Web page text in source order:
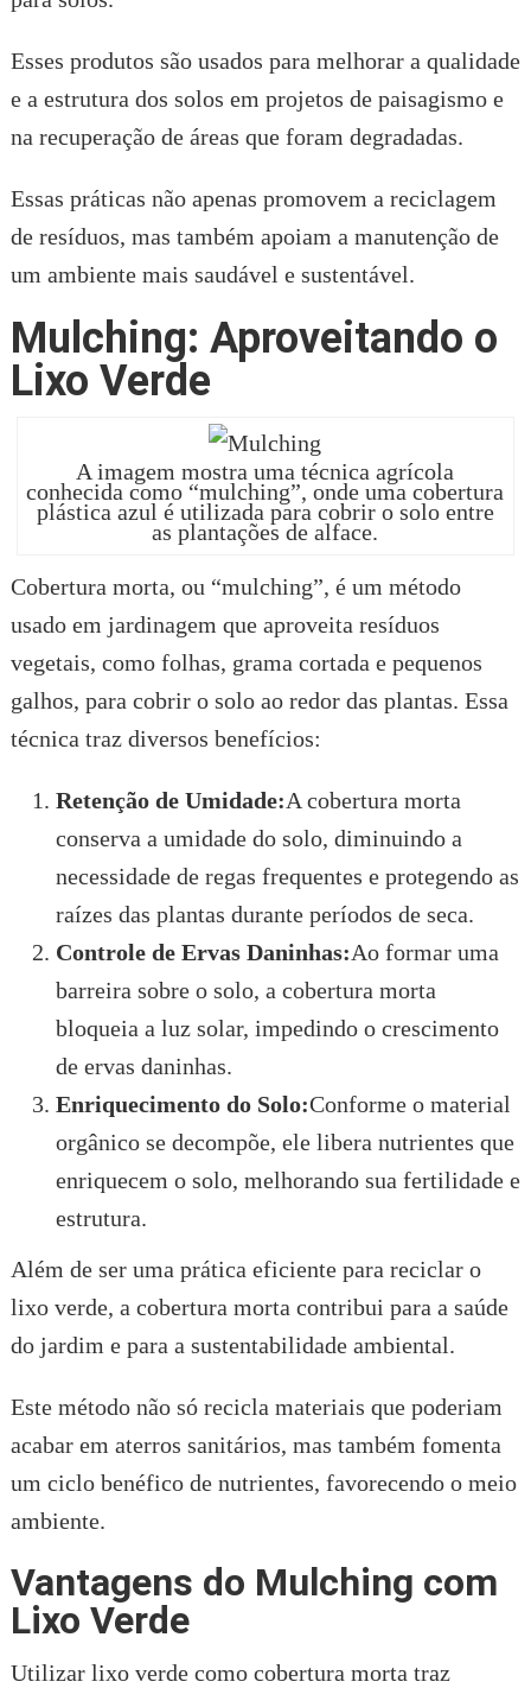
Esses produtos são usados para melhorar a qualidade
e a estrutura dos solos em projetos de paisagismo e
na recuperação de áreas que foram degradadas.
Essas práticas não apenas promovem a reciclagem
de resíduos, mas também apoiam a manutenção de
um ambiente mais saudável e sustentável.
Mulching: Aproveitando o
Lixo Verde
A imagem mostra uma técnica agrícola
conhecida como “mulching”, onde uma cobertura
plástica azul é utilizada para cobrir o solo entre
as plantações de alface.
Cobertura morta, ou “mulching”, é um método
usado em jardinagem que aproveita resíduos
vegetais, como folhas, grama cortada e pequenos
galhos, para cobrir o solo ao redor das plantas. Essa
técnica traz diversos benefícios:
Retenção de Umidade:A cobertura morta
conserva a umidade do solo, diminuindo a
necessidade de regas frequentes e protegendo as
raízes das plantas durante períodos de seca.
Controle de Ervas Daninhas:Ao formar uma
barreira sobre o solo, a cobertura morta
bloqueia a luz solar, impedindo o crescimento
de ervas daninhas.
Enriquecimento do Solo:Conforme o material
orgânico se decompõe, ele libera nutrientes que
enriquecem o solo, melhorando sua fertilidade e
estrutura.
Além de ser uma prática eficiente para reciclar o
lixo verde, a cobertura morta contribui para a saúde
do jardim e para a sustentabilidade ambiental.
Este método não só recicla materiais que poderiam
acabar em aterros sanitários, mas também fomenta
um ciclo benéfico de nutrientes, favorecendo o meio
ambiente.
Vantagens do Mulching com
Lixo Verde
Utilizar lixo verde como cobertura morta traz